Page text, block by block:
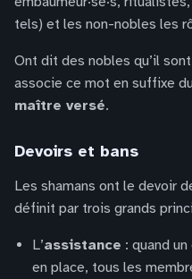
tels) et les non-nobles les
Ont dit des nobles qu’il sont
associe ce mot en suffixe
maître versé.
Devoirs et bans
Les shamans ont le devoir
définit par trois grands
L’assistance : quand
en place, tous les